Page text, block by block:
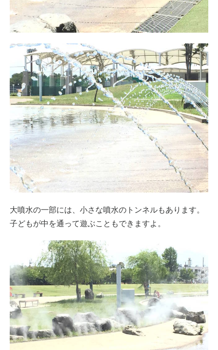
大噴水の一部には、小さな噴水のトンネルもあります。
子どもが中を通って遊ぶこともできますよ。